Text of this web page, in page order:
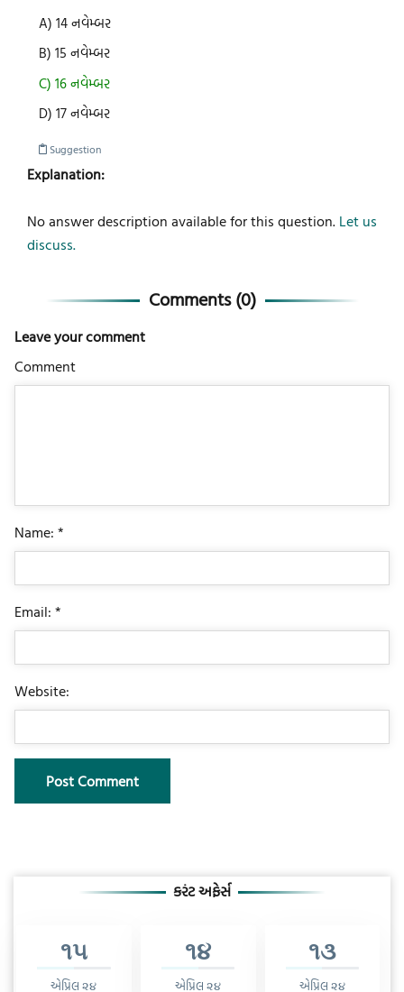
A) 14 નવેમ્બર
B) 15 નવેમ્બર
C) 16 નવેમ્બર
D) 17 નવેમ્બર
Suggestion
Explanation:
No answer description available for this question. Let us
discuss.
Comments (0)
Leave your comment
Comment
Name: *
Email: *
Website:
કરંટ અફેર્સ
૧૫
એપ્રિલ ૨૪
૧૪
એપ્રિલ ૨૪
૧૩
એપ્રિલ ૨૪